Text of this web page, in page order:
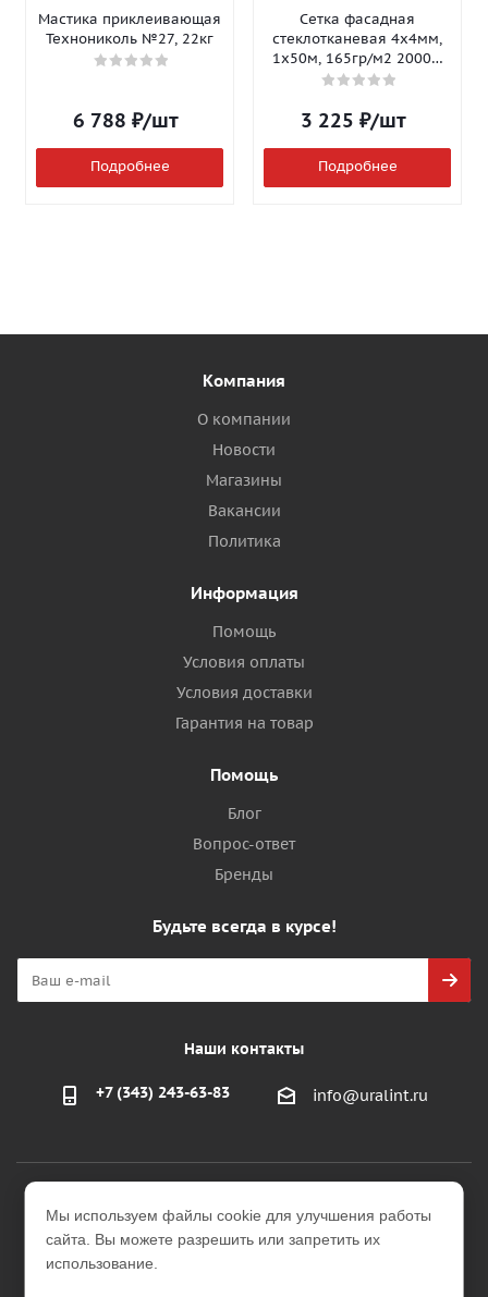
Мастика приклеивающая
Технониколь №27, 22кг
6 788 ₽/шт
Подробнее
Сетка фасадная
стеклотканевая 4х4мм,
1х50м, 165гр/м2 2000Н
Isomax-165
3 225 ₽/шт
Подробнее
Компания
О компании
Новости
Магазины
Вакансии
Политика
Информация
Помощь
Условия оплаты
Условия доставки
Гарантия на товар
Помощь
Блог
Вопрос-ответ
Бренды
Будьте всегда в курсе!
Наши контакты
+7 (343) 243-63-83 info@uralint.ru
2026 © ООО "УралИнтерьер"
Интернет-магазин строительных и отделочных
Мы используем файлы cookie для улучшения работы
сайта. Вы можете разрешить или запретить их
использование.